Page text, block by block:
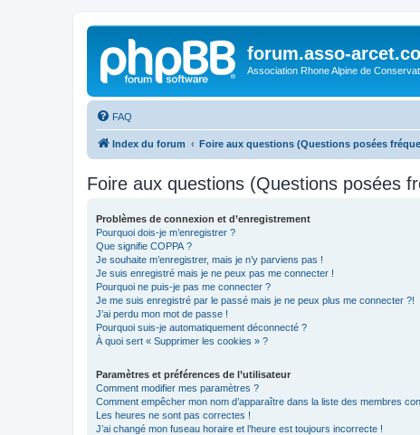
forum.asso-
Association Rhone Alpine de
FAQ
Index du forum Foire aux questions (Questions posées
Foire aux questions (Questions posées
Problèmes de connexion et d’enregistrement
Pourquoi dois-je m’enregistrer ?
Que signifie COPPA ?
Je souhaite m’enregistrer, mais je n’y parviens pas !
Je suis enregistré mais je ne peux pas me connecter !
Pourquoi ne puis-je pas me connecter ?
Je me suis enregistré par le passé mais je ne peux plus me connecter ?!
J’ai perdu mon mot de passe !
Pourquoi suis-je automatiquement déconnecté ?
À quoi sert « Supprimer les cookies » ?
Paramètres et préférences de l’utilisateur
Comment modifier mes paramètres ?
Comment empêcher mon nom d’apparaître dans la liste des membres
Les heures ne sont pas correctes !
J’ai changé mon fuseau horaire et l’heure est toujours incorrecte !